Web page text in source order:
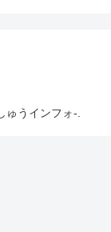
うインフォ-.